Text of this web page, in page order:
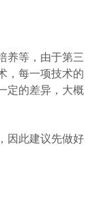
养等，由于第三
，每一项技术的
定的差异，大概
因此建议先做好